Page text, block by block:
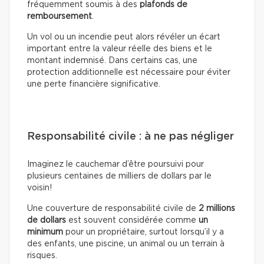
fréquemment soumis à des plafonds de
remboursement.
Un vol ou un incendie peut alors révéler un écart
important entre la valeur réelle des biens et le
montant indemnisé. Dans certains cas, une
protection additionnelle est nécessaire pour éviter
une perte financière significative.
Responsabilité civile : à ne pas négliger
Imaginez le cauchemar d’être poursuivi pour
plusieurs centaines de milliers de dollars par le
voisin!
Une couverture de responsabilité civile de 2 millions
de dollars est souvent considérée comme un
minimum pour un propriétaire, surtout lorsqu’il y a
des enfants, une piscine, un animal ou un terrain à
risques.